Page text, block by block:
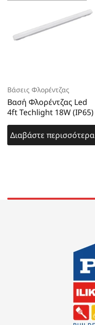
Βάσεις Φλορέντζας
Βασή Φλορέντζας Led
4ft Techlight 18W (IP65)
Διαβάστε περισσότερα